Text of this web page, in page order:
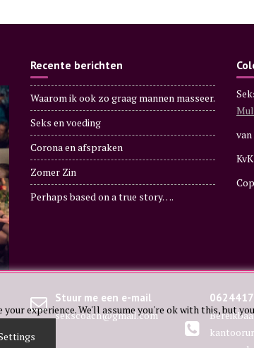
Recente berichten
Waarom ik ook zo graag mannen masseer.
Seks en voeding
Corona en afspraken
Zomer Zin
Perhaps based on a true story….
van
Stuur me een e-mail
sekscoach@gmail.com
experience. We'll assume you're ok with this, but